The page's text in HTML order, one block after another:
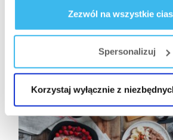
Zezwól na wszystkie
Spersonalizuj
Korzystaj wyłącznie z
Herbata – właściwości, wpływ